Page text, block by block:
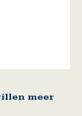
meer